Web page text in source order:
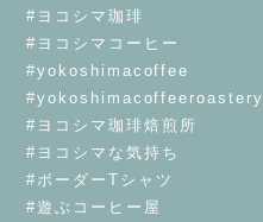
#ヨコシマ珈琲
#ヨコシマコーヒー
#yokoshimacoffee
#yokoshimacoffeeroastery
#ヨコシマ珈琲焙煎所
#ヨコシマな気持ち
#ボーダーTシャツ
#遊ぶコーヒー屋